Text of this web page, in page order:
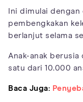
Ini dimulai dengan
pembengkakan
berlanjut selama
Anak-anak
satu dari 10.000
Baca Juga: